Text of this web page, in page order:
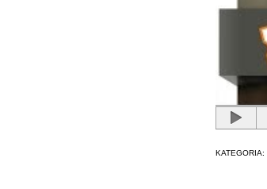
KATEGORIA: